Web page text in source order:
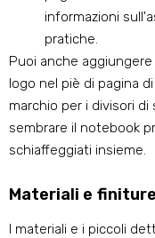
informazioni
pratiche.
Puoi anche
logo nel piè di pagina
marchio per i divisori
sembrare il notebook
schiaffeggiati insieme.
Materiali e
I materiali e i piccoli